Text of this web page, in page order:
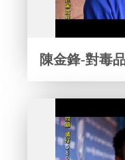
陳金鋒-對毒